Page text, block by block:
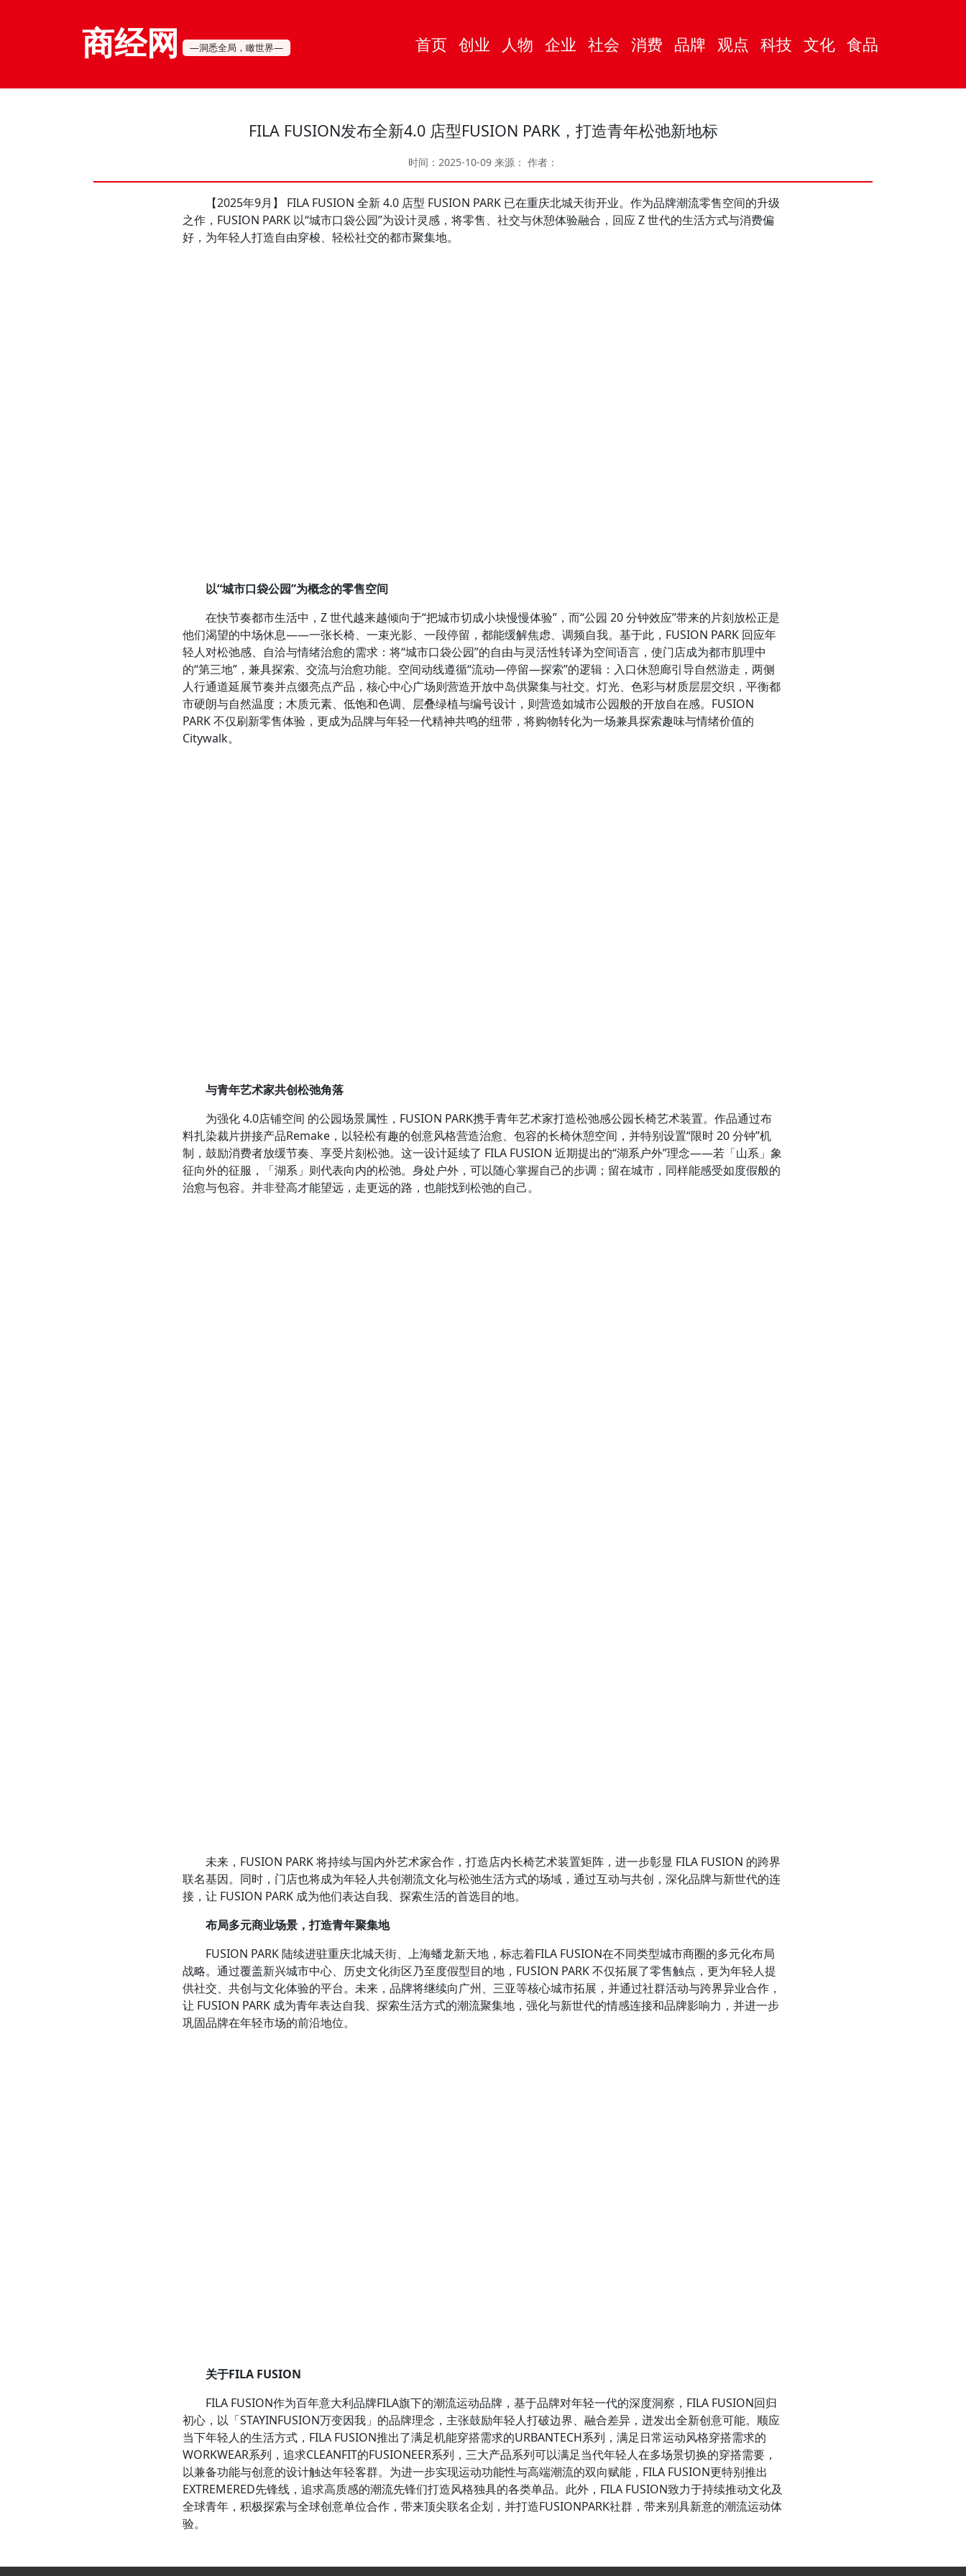
商经网 —洞悉全局，瞰世界— 首页 创业 人物 企业 社会 消费 品牌 观点 科技 文化 食品
FILA FUSION发布全新4.0 店型FUSION PARK，打造青年松弛新地标
时间：2025-10-09 来源： 作者：
【2025年9月】 FILA FUSION 全新 4.0 店型 FUSION PARK 已在重庆北城天街开业。作为品牌潮流零售空间的升级
之作，FUSION PARK 以“城市口袋公园”为设计灵感，将零售、社交与休憩体验融合，回应 Z 世代的生活方式与消费偏
好，为年轻人打造自由穿梭、轻松社交的都市聚集地。
以“城市口袋公园”为概念的零售空间
在快节奏都市生活中，Z 世代越来越倾向于“把城市切成小块慢慢体验”，而“公园 20 分钟效应”带来的片刻放松正是
他们渴望的中场休息——一张长椅、一束光影、一段停留，都能缓解焦虑、调频自我。基于此，FUSION PARK 回应年
轻人对松弛感、自洽与情绪治愈的需求：将“城市口袋公园”的自由与灵活性转译为空间语言，使门店成为都市肌理中
的“第三地”，兼具探索、交流与治愈功能。空间动线遵循“流动—停留—探索”的逻辑：入口休憩廊引导自然游走，两侧
人行通道延展节奏并点缀亮点产品，核心中心广场则营造开放中岛供聚集与社交。灯光、色彩与材质层层交织，平衡都
市硬朗与自然温度；木质元素、低饱和色调、层叠绿植与编号设计，则营造如城市公园般的开放自在感。FUSION
PARK 不仅刷新零售体验，更成为品牌与年轻一代精神共鸣的纽带，将购物转化为一场兼具探索趣味与情绪价值的
Citywalk。
与青年艺术家共创松弛角落
为强化 4.0店铺空间 的公园场景属性，FUSION PARK携手青年艺术家打造松弛感公园长椅艺术装置。作品通过布
料扎染裁片拼接产品Remake，以轻松有趣的创意风格营造治愈、包容的长椅休憩空间，并特别设置“限时 20 分钟”机
制，鼓励消费者放缓节奏、享受片刻松弛。这一设计延续了 FILA FUSION 近期提出的“湖系户外”理念——若「山系」象
征向外的征服，「湖系」则代表向内的松弛。身处户外，可以随心掌握自己的步调；留在城市，同样能感受如度假般的
治愈与包容。并非登高才能望远，走更远的路，也能找到松弛的自己。
未来，FUSION PARK 将持续与国内外艺术家合作，打造店内长椅艺术装置矩阵，进一步彰显 FILA FUSION 的跨界
联名基因。同时，门店也将成为年轻人共创潮流文化与松弛生活方式的场域，通过互动与共创，深化品牌与新世代的连
接，让 FUSION PARK 成为他们表达自我、探索生活的首选目的地。
布局多元商业场景，打造青年聚集地
FUSION PARK 陆续进驻重庆北城天街、上海蟠龙新天地，标志着FILA FUSION在不同类型城市商圈的多元化布局
战略。通过覆盖新兴城市中心、历史文化街区乃至度假型目的地，FUSION PARK 不仅拓展了零售触点，更为年轻人提
供社交、共创与文化体验的平台。未来，品牌将继续向广州、三亚等核心城市拓展，并通过社群活动与跨界异业合作，
让 FUSION PARK 成为青年表达自我、探索生活方式的潮流聚集地，强化与新世代的情感连接和品牌影响力，并进一步
巩固品牌在年轻市场的前沿地位。
关于FILA FUSION
FILA FUSION作为百年意大利品牌FILA旗下的潮流运动品牌，基于品牌对年轻一代的深度洞察，FILA FUSION回归
初心，以「STAYINFUSION万变因我」的品牌理念，主张鼓励年轻人打破边界、融合差异，迸发出全新创意可能。顺应
当下年轻人的生活方式，FILA FUSION推出了满足机能穿搭需求的URBANTECH系列，满足日常运动风格穿搭需求的
WORKWEAR系列，追求CLEANFIT的FUSIONEER系列，三大产品系列可以满足当代年轻人在多场景切换的穿搭需要，
以兼备功能与创意的设计触达年轻客群。为进一步实现运动功能性与高端潮流的双向赋能，FILA FUSION更特别推出
EXTREMERED先锋线，追求高质感的潮流先锋们打造风格独具的各类单品。此外，FILA FUSION致力于持续推动文化及
全球青年，积极探索与全球创意单位合作，带来顶尖联名企划，并打造FUSIONPARK社群，带来别具新意的潮流运动体
验。